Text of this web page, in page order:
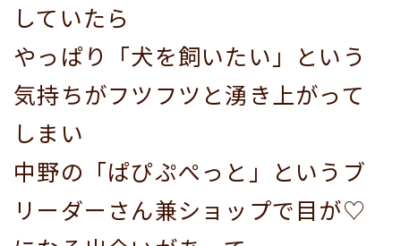
していたら
やっぱり「犬を飼いたい」という
気持ちがフツフツと湧き上がって
しまい
中野の「ぱぴぷぺっと」というブ
リーダーさん兼ショップで目が♡